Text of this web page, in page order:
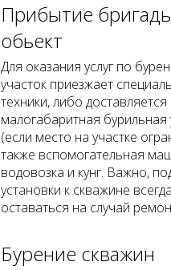
Прибытие
обьект
Для оказания услуг по
участок приезжает
техники, либо доставляется
малогабаритная бурильная
(если место на участке
также вспомогательная
водовозка и кунг. Важно,
установки к скважине
оставаться на случай
Бурение скважин